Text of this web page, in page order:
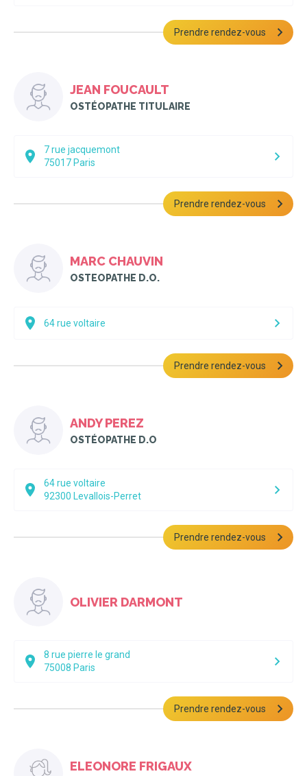
Prendre rendez-vous
JEAN FOUCAULT
OSTÉOPATHE TITULAIRE
7 rue jacquemont
75017 Paris
Prendre rendez-vous
MARC CHAUVIN
OSTEOPATHE D.O.
64 rue voltaire
Prendre rendez-vous
ANDY PEREZ
OSTÉOPATHE D.O
64 rue voltaire
92300 Levallois-Perret
Prendre rendez-vous
OLIVIER DARMONT
8 rue pierre le grand
75008 Paris
Prendre rendez-vous
ELEONORE FRIGAUX